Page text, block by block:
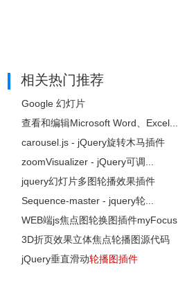
相关热门推荐
Google 幻灯片
查看和编辑Microsoft Word、Excel...
carousel.js - jQuery旋转木马插件
zoomVisualizer - jQuery可调...
jquery幻灯片多图轮播效果插件
Sequence-master - jquery轮...
WEB端js焦点图轮换图插件myFocus
3D折页效果立体焦点轮播图源代码
jQuery垂直滑动轮播图插件